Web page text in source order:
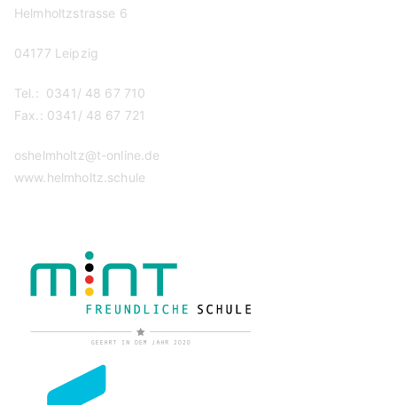
Helmholtzstrasse 6
04177 Leipzig
Tel.: 0341/ 48 67 710
Fax.: 0341/ 48 67 721
oshelmholtz@t-online.de
www.helmholtz.schule